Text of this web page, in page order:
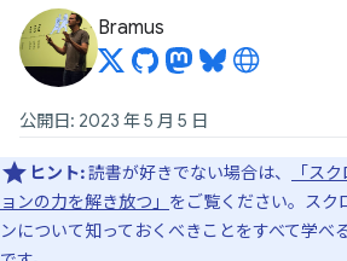
Bramus
公開日: 2023 年 5 月 5 日
ヒント:読書が好きでない場合は、
「ス
ョンの力を解き放つ」 をご覧ください。スク
ンについて知っておくべきことをすべて学べ